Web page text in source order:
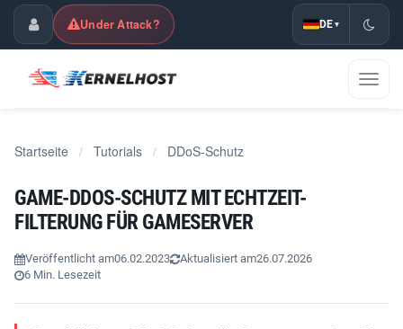
KundencenterUnder Attack? DE ▾
Startseite / Tutorials / DDoS-Schutz
GAME-DDOS-SCHUTZ MIT ECHTZEIT-
FILTERUNG FÜR GAMESERVER
Veröffentlicht am06.02.2023 Aktualisiert am26.07.2026
6 Min. Lesezeit